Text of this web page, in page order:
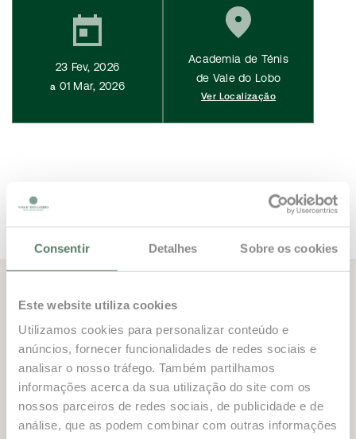
Consentir Detalhes Sobre os cookies
Este website utiliza cookies
Utilizamos cookies para personalizar conteúdo e
anúncios, fornecer funcionalidades de redes sociais e
analisar o nosso tráfego. Também partilhamos
informações acerca da sua utilização do site com os
nossos parceiros de redes sociais, de publicidade e de
análise, que as podem combinar com outras informações
23 Fev, 2026
a 01 Mar, 2026
Academia de Ténis
de Vale do Lobo
Ver Localização
Próximos Eventos
22 22